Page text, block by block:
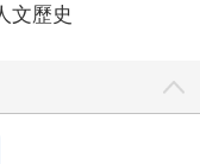
文歷史